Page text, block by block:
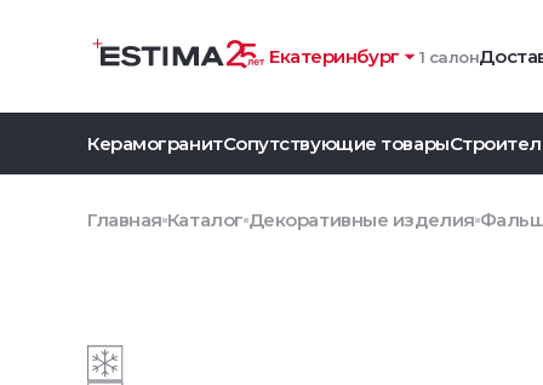
Екатеринбург 1 салон
КерамогранитСопутствующие товары
Главная Каталог Декоративные изделия